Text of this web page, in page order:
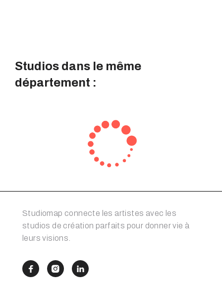
Studios dans le même
département :
Studiomap connecte les artistes avec les
studios de création parfaits pour donner vie à
leurs visions.
  